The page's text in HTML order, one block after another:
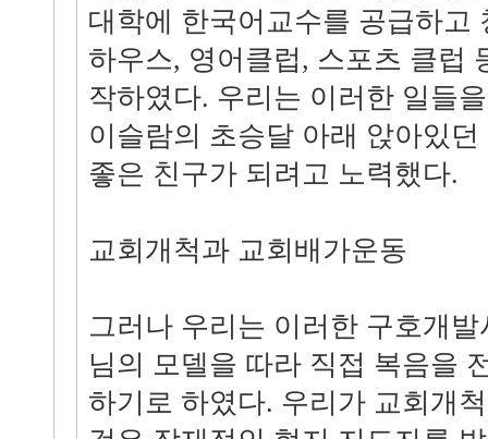
대학에 한국어교수를 공급하고
하우스, 영어클럽, 스포츠 클럽
작하였다. 우리는 이러한 일들
이슬람의 초승달 아래 앉아있
좋은 친구가 되려고 노력했다.
교회개척과 교회배가운동
그러나 우리는 이러한 구호개
님의 모델을 따라 직접 복음을
하기로 하였다. 우리가 교회개